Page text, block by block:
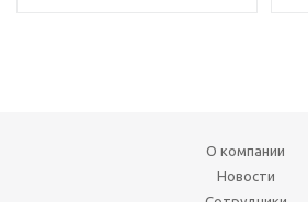
О компании
Новости